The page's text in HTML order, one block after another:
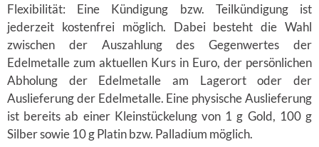
Flexibilität: Eine Kündigung bzw. Teilkündigung ist
jederzeit kostenfrei möglich. Dabei besteht die Wahl
zwischen der Auszahlung des Gegenwertes der
Edelmetalle zum aktuellen Kurs in Euro, der persönlichen
Abholung der Edelmetalle am Lagerort oder der
Auslieferung der Edelmetalle. Eine physische Auslieferung
ist bereits ab einer Kleinstückelung von 1 g Gold, 100 g
Silber sowie 10 g Platin bzw. Palladium möglich.